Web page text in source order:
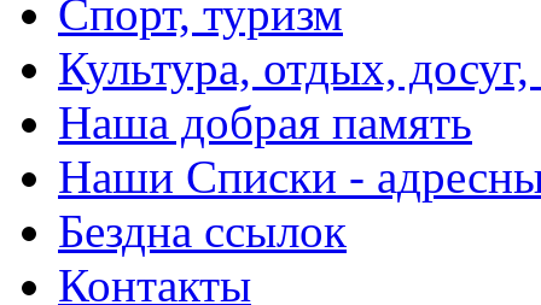
Спорт, туризм
Культура, отдых,
Наша добрая память
Наши Списки -
Бездна ссылок
Контакты